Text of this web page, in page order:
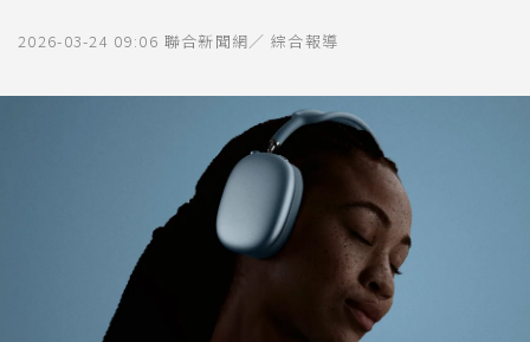
2026-03-24 09:06 聯合新聞網／ 綜合報導